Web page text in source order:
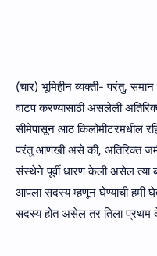
(चार) भूमिहीन व्यक्ती- परंतु,
वाटप करण्यासाठी असलेली
सीमेपासून आठ किलोमीटरमधील
परंतु आणखी असे की, अतिरिक्त
संस्थेने पूर्वी धारण केली असेल त्या
आपला सदस्य म्हणून घेण्याची हमी
सदस्य होत असेल तर तिला प्रथम